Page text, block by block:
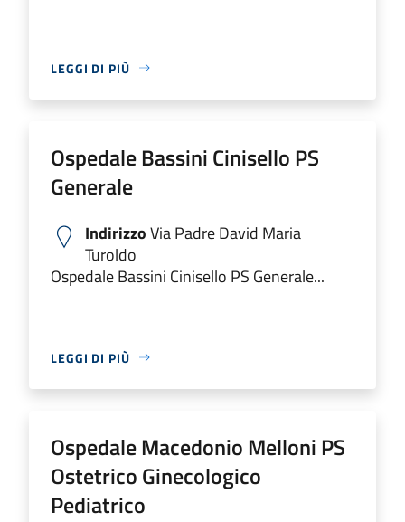
LEGGI DI PIÙ
Ospedale Bassini Cinisello PS
Generale
IndirizzoVia Padre David Maria
Turoldo
Ospedale Bassini Cinisello PS Generale...
LEGGI DI PIÙ
Ospedale Macedonio Melloni PS
Ostetrico Ginecologico
Pediatrico